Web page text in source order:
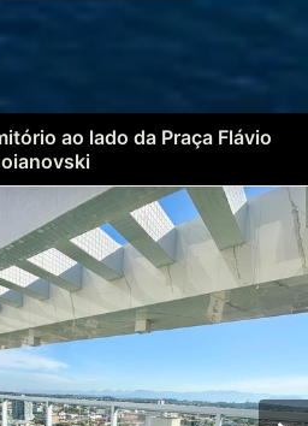
ao lado da Praça Flávio